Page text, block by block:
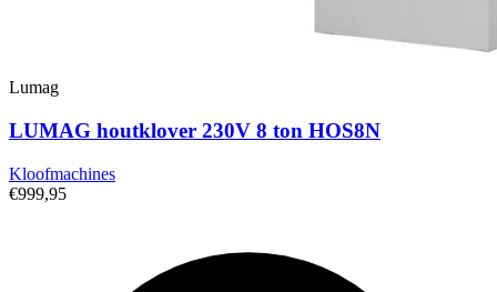
Lumag
LUMAG houtklover 230V 8 ton HOS8N
Kloofmachines
€999,95